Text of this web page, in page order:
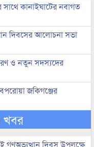
কানাইঘাটের নবাগত
দিবসের আলোচনা সভা
ও নতুন সদস্যদের
জকিগঞ্জের
খবর
দিবস উপলক্ষে